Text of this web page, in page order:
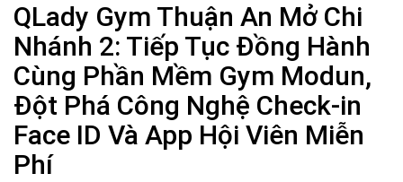
QLady Gym Thuận An Mở Chi
Nhánh 2: Tiếp Tục Đồng Hành
Cùng Phần Mềm Gym Modun,
Đột Phá Công Nghệ Check-in
Face ID Và App Hội Viên Miễn
Phí